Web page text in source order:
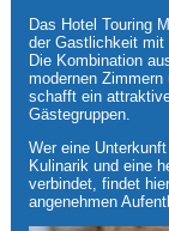
Das Hotel Touring
der Gastlichkeit mit
Die Kombination
modernen
schafft ein
Gästegruppen.
Wer eine
Kulinarik und eine
verbindet, findet
angenehmen